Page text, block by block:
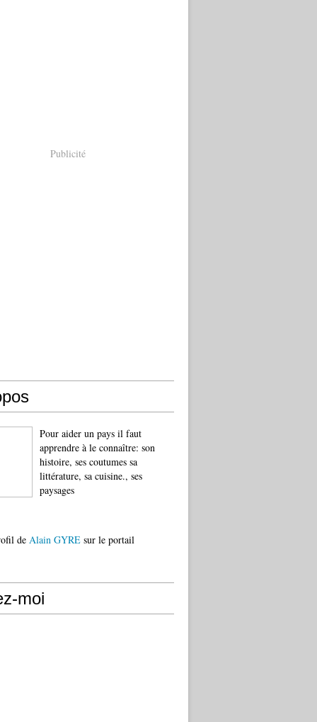
Publicité
Pour aider un pays il faut
apprendre à le connaître: son
histoire, ses coutumes sa
littérature, sa cuisine., ses
paysages
de Alain GYRE sur le portail
moi